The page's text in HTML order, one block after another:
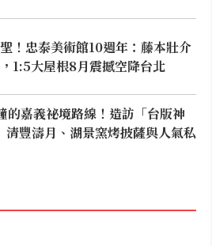
！忠泰美術館10週年：藤本壯介
1:5大屋根8月震撼空降台北
的嘉義祕境路線！造訪「台版神
清豐濤月、湖景窯烤披薩與人氣私